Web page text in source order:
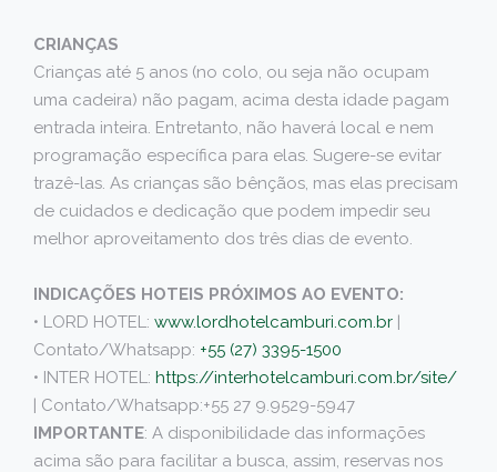
CRIANÇAS
Crianças até 5 anos (no colo, ou seja não ocupam
uma cadeira) não pagam, acima desta idade pagam
entrada inteira. Entretanto, não haverá local e nem
programação específica para elas. Sugere-se evitar
trazê-las. As crianças são bênçãos, mas elas precisam
de cuidados e dedicação que podem impedir seu
melhor aproveitamento dos três dias de evento.
INDICAÇÕES HOTEIS PRÓXIMOS AO EVENTO:
• LORD HOTEL: www.lordhotelcamburi.com.br |
Contato/Whatsapp: +55 (27) 3395-1500
• INTER HOTEL: https://interhotelcamburi.com.br/site/
| Contato/Whatsapp:+55 27 9.9529-5947
IMPORTANTE: A disponibilidade das informações
acima são para facilitar a busca, assim, reservas nos